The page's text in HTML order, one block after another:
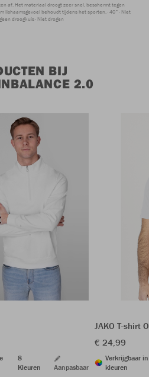
af. Het materiaal droogt zeer snel, beschermt tegen
lichaamsgevoel behoudt tijdens het sporten. 40° Niet
droogkuis Niet drogen
BIJ
2.0
8
Kleuren
Aanpasbaar
JAKO T-shirt
€ 24,99
Verkrijgbaar
kleuren